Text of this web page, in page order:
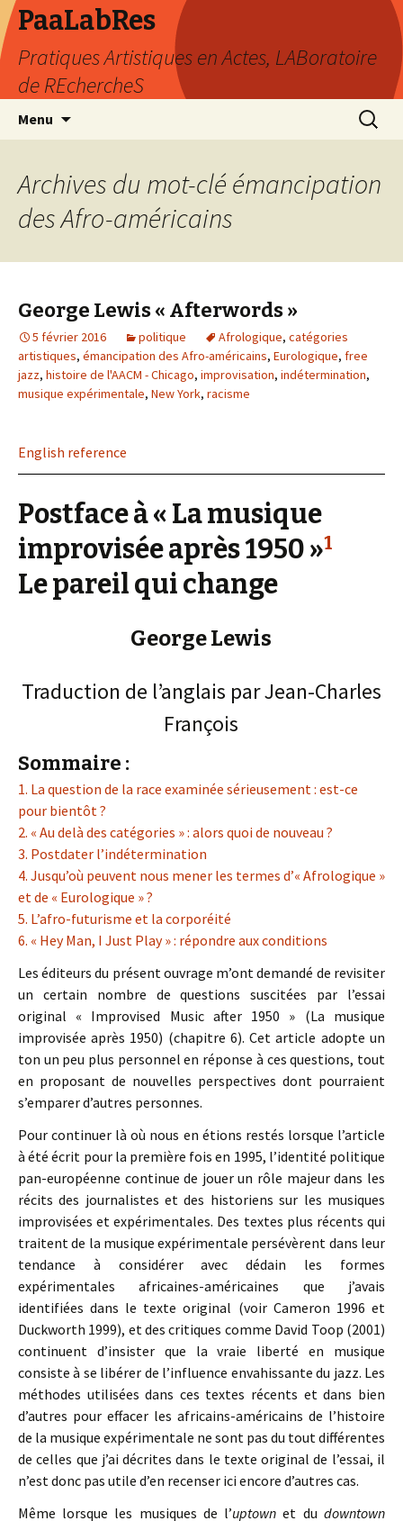
PaaLabRes
Pratiques Artistiques en Actes, LABoratoire
de REchercheS
Menu
principal
Archives du mot-clé émancipation
des Afro-américains
George Lewis « Afterwords »
5 février 2016 politique Afrologique, catégories
artistiques, émancipation des Afro-américains, Eurologique, free
jazz, histoire de l'AACM - Chicago, improvisation, indétermination,
musique expérimentale, New York, racisme
English reference
Postface à « La musique
improvisée après 1950 »1
Le pareil qui change
George Lewis
Traduction de l’anglais par Jean-Charles
François
Sommaire :
1. La question de la race examinée sérieusement : est-ce
pour bientôt ?
2. « Au delà des catégories » : alors quoi de nouveau ?
3. Postdater l’indétermination
4. Jusqu’où peuvent nous mener les termes d’« Afrologique »
et de « Eurologique » ?
5. L’afro-futurisme et la corporéité
6. « Hey Man, I Just Play » : répondre aux conditions
Les éditeurs du présent ouvrage m’ont demandé de revisiter
un certain nombre de questions suscitées par l’essai
original « Improvised Music after 1950 » (La musique
improvisée après 1950) (chapitre 6). Cet article adopte un
ton un peu plus personnel en réponse à ces questions, tout
en proposant de nouvelles perspectives dont pourraient
s’emparer d’autres personnes.
Pour continuer là où nous en étions restés lorsque l’article
à été écrit pour la première fois en 1995, l’identité politique
pan-européenne continue de jouer un rôle majeur dans les
récits des journalistes et des historiens sur les musiques
improvisées et expérimentales. Des textes plus récents qui
traitent de la musique expérimentale persévèrent dans leur
tendance à considérer avec dédain les formes
expérimentales africaines-américaines que j’avais
identifiées dans le texte original (voir Cameron 1996 et
Duckworth 1999), et des critiques comme David Toop (2001)
continuent d’insister que la vraie liberté en musique
consiste à se libérer de l’influence envahissante du jazz. Les
méthodes utilisées dans ces textes récents et dans bien
d’autres pour effacer les africains-américains de l’histoire
de la musique expérimentale ne sont pas du tout différentes
de celles que j’ai décrites dans le texte original de l’essai, il
n’est donc pas utile d’en recenser ici encore d’autres cas.
Même lorsque les musiques de l’uptown et du downtown